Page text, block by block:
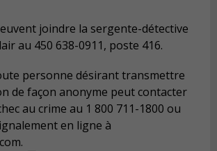
joindre la sergente-détective
au 450 638-0911, poste 416.
personne désirant transmettre
de façon anonyme peut contacter
au crime au 1 800 711-1800 ou
en ligne à